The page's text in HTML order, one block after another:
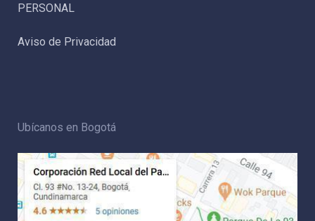
PERSONAL
Aviso de Privacidad
Ubícanos en Bogotá